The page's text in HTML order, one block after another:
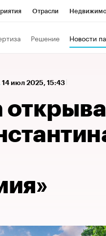
Отрасли
Решение Новости
14 июл 2025, 15:43